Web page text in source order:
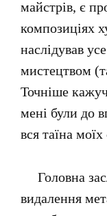
майстрів, є
композиціях
наслідував
мистецтвом
Точніше
мені були до
вся таїна
Головна
видалення